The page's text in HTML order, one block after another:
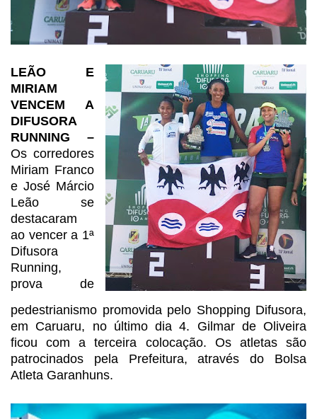
LEÃO E
MIRIAM
VENCEM A
DIFUSORA
RUNNING –
Os corredores
Miriam Franco
e José Márcio
Leão se
destacaram
ao vencer a 1ª
Difusora
Running,
prova de
pedestrianismo promovida pelo Shopping Difusora,
em Caruaru, no último dia 4. Gilmar de Oliveira
ficou com a terceira colocação. Os atletas são
patrocinados pela Prefeitura, através do Bolsa
Atleta Garanhuns.